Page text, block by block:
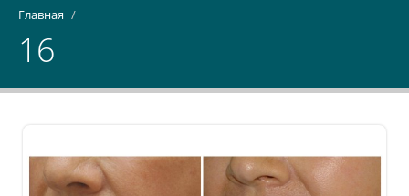
Главная /
16